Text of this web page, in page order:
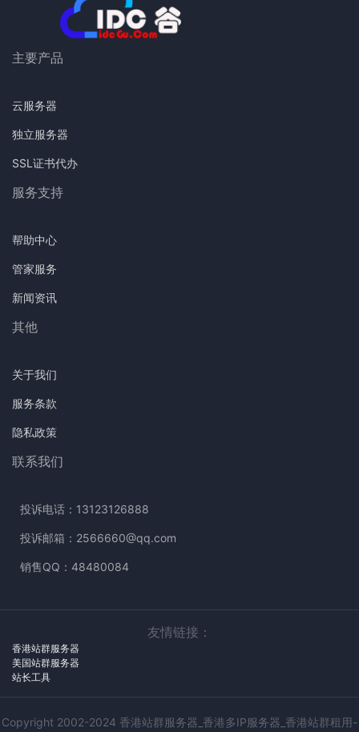
主要产品
云服务器
独立服务器
SSL证书代办
服务支持
帮助中心
管家服务
新闻资讯
其他
关于我们
服务条款
隐私政策
联系我们
投诉电话：13123126888
投诉邮箱：2566660@qq.com
销售QQ：48480084
友情链接：
香港站群服务器
美国站群服务器
站长工具
Copyright 2002-2024 香港站群服务器_香港多IP服务器_香港站群租用-